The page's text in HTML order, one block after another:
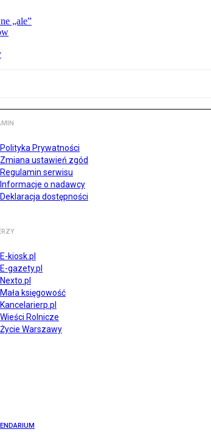
„ale”
Polityka Prywatności
Zmiana ustawień zgód
Regulamin serwisu
Informacje o nadawcy
Deklaracja dostępności
E-kiosk.pl
E-gazety.pl
Nexto.pl
Mała księgowość
Kancelarierp.pl
Wieści Rolnicze
Życie Warszawy